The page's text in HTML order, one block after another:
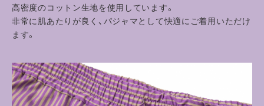
高密度のコットン生地を使用しています。
非常に肌あたりが良く、パジャマとして快適にご着用いただけ
ます。